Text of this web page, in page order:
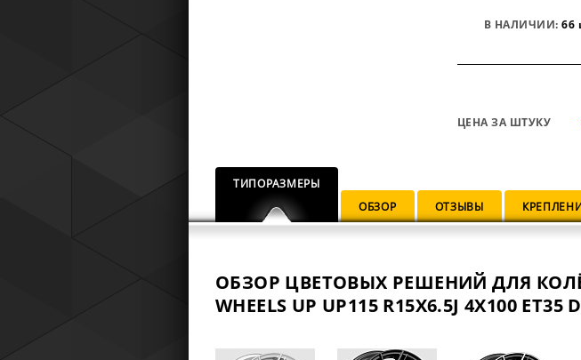
В НАЛИЧИИ:66
ЦЕНА ЗА ШТУКУ
ТИПОРАЗМЕРЫ
ОБЗОР
ОТЗЫВЫ
ОБЗОР ЦВЕТОВЫХ РЕШЕНИЙ ДЛЯ
WHEELS UP UP115 R15X6.5J 4X100 ET35